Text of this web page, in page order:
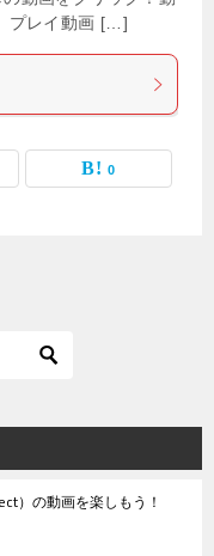
プレイ動画 […]
0
）の動画を楽しもう！